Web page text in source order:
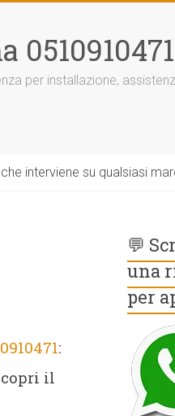
per installazione,
interviene su qualsiasi
:
il
💬
una
per